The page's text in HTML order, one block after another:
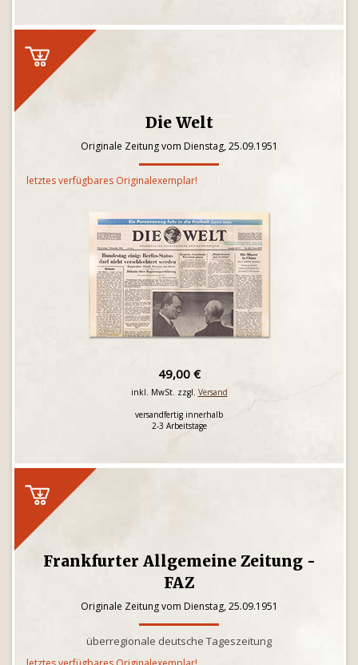
Die Welt
Originale Zeitung vom Dienstag, 25.09.1951
letztes verfügbares Originalexemplar!
49,00 €
inkl. MwSt. zzgl. Versand
versandfertig innerhalb
2-3 Arbeitstage
Frankfurter Allgemeine Zeitung -
FAZ
Originale Zeitung vom Dienstag, 25.09.1951
überregionale deutsche Tageszeitung